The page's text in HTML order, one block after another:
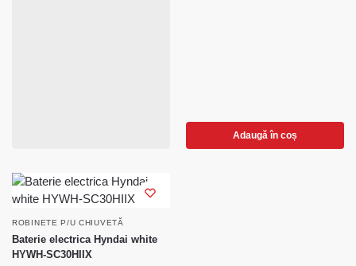
Adaugă în coș
ROBINETE P/U CHIUVETĂ
Baterie electrica Hyndai white
HYWH-SC30HIIX